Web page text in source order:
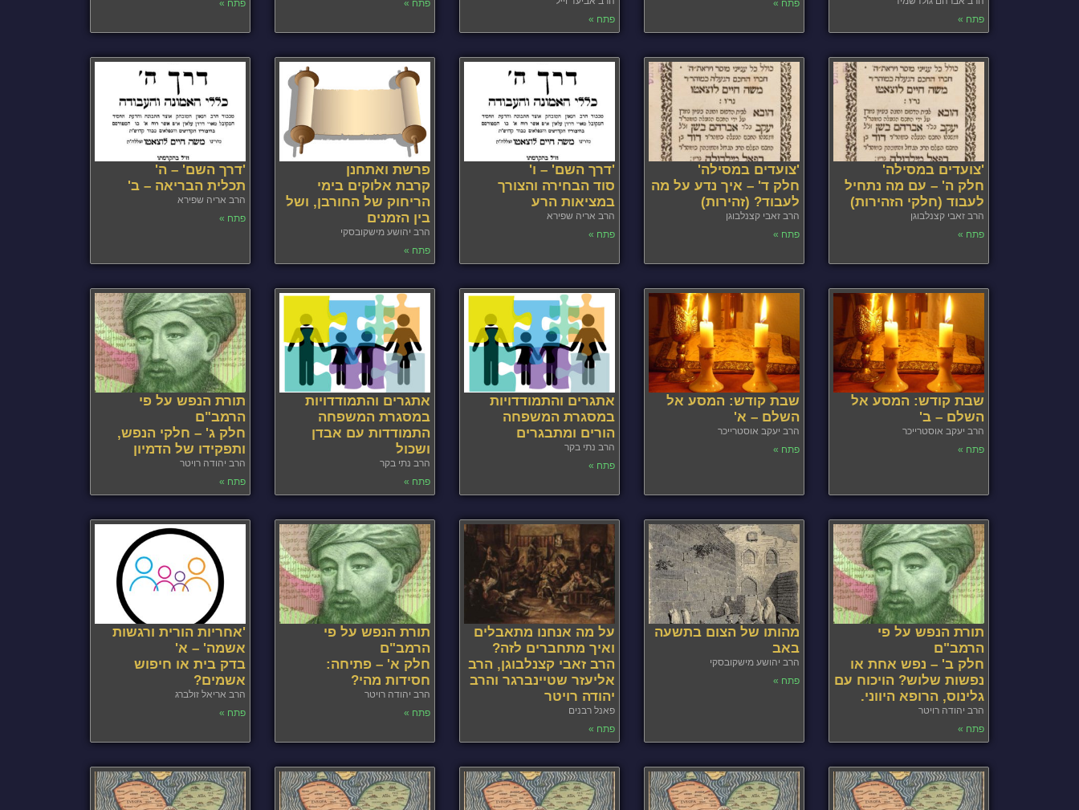
פתח »
פתח »
פתח »
פתח »
פתח »
'צועדים במסילה'
חלק ה' – עם מה נתחיל
לעבוד (חלקי הזהירות)
הרב זאבי קצנלבוגן
פתח »
'צועדים במסילה'
חלק ד' – איך נדע על מה
לעבוד? (זהירות)
הרב זאבי קצנלבוגן
פתח »
'דרך השם' – ו'
סוד הבחירה והצורך
במציאות הרע
הרב אריה שפירא
פתח »
פרשת ואתחנן
קרבת אלוקים בימי
הריחוק של החורבן, ושל
בין הזמנים
הרב יהושע מישקובסקי
פתח »
'דרך השם' – ה'
תכלית הבריאה – ב'
הרב אריה שפירא
פתח »
שבת קודש: המסע אל
השלם – ב'
הרב יעקב אוסטרייכר
פתח »
שבת קודש: המסע אל
השלם – א'
הרב יעקב אוסטרייכר
פתח »
אתגרים והתמודדויות
במסגרת המשפחה
הורים ומתבגרים
הרב נתי בקר
פתח »
אתגרים והתמודדויות
במסגרת המשפחה
התמודדות עם אבדן
ושכול
הרב נתי בקר
פתח »
תורת הנפש על פי
הרמב"ם
חלק ג' – חלקי הנפש,
ותפקידו של הדמיון
הרב יהודה רויטר
פתח »
תורת הנפש על פי
הרמב"ם
חלק ב' – נפש אחת או
נפשות שלוש? הויכוח עם
גלינוס, הרופא היווני.
הרב יהודה רויטר
פתח »
מהותו של הצום בתשעה
באב
הרב יהושע מישקובסקי
פתח »
על מה אנחנו מתאבלים
ואיך מתחברים לזה?
הרב זאבי קצנלבוגן, הרב
אליעזר שטיינברגר והרב
יהודה רויטר
פאנל רבנים
פתח »
תורת הנפש על פי
הרמב"ם
חלק א' – פתיחה:
חסידות מהי?
הרב יהודה רויטר
פתח »
'אחריות הורית ורגשות
אשמה' – א'
בדק בית או חיפוש
אשמים?
הרב אריאל זולברג
פתח »